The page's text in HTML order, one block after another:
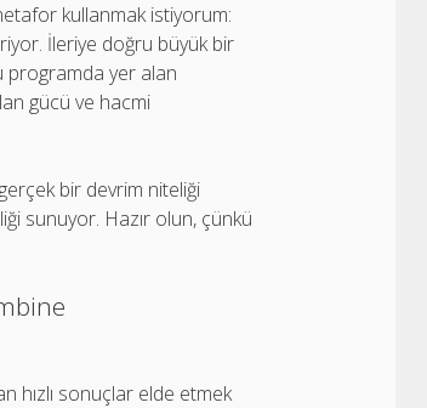
kullanmak istiyorum:
İleriye doğru büyük bir
programda yer alan
gücü ve hacmi
bir devrim niteliği
sunuyor. Hazır olun, çünkü
hızlı sonuçlar elde etmek